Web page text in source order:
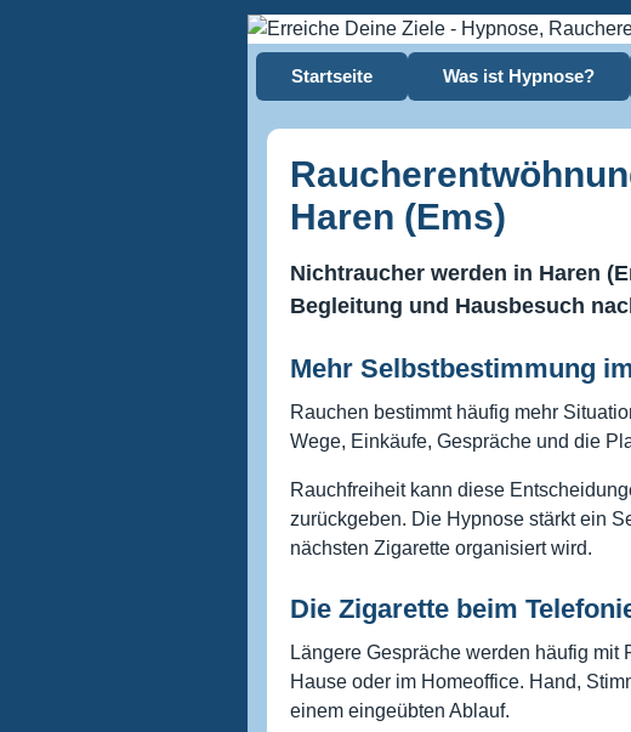
Startseite Was ist Hypnose?
Haren (Ems)
Nichtraucher werden in Haren
Begleitung und Hausbesuch
Mehr Selbstbestimmung
Rauchen bestimmt häufig mehr
Wege, Einkäufe, Gespräche und die
Rauchfreiheit kann diese
zurückgeben. Die Hypnose stärkt ein
nächsten Zigarette organisiert wird.
Die Zigarette beim
Längere Gespräche werden häufig mit
Hause oder im Homeoffice. Hand,
einem eingeübten Ablauf.